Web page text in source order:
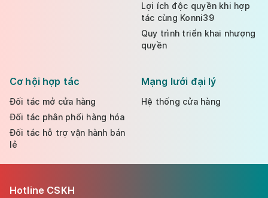
Lợi ích độc quyền khi hợp
tác cùng Konni39
Quy trình triển khai nhượng
quyền
Cơ hội hợp tác
Đối tác mở cửa hàng
Đối tác phân phối hàng hóa
Đối tác hỗ trợ vận hành bán
lẻ
Mạng lưới đại lý
Hệ thống cửa hàng
Hotline CSKH